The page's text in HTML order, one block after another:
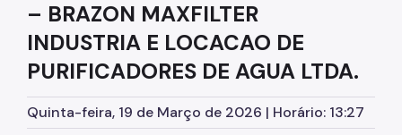
Assessoria de Planejamento – Asplan
Assessoria Parlamentar
Atenção Especializada
– BRAZON MAXFILTER
INDUSTRIA E LOCACAO DE
PURIFICADORES DE AGUA LTDA.
Quinta-feira, 19 de Março de 2026 | Horário: 13:27